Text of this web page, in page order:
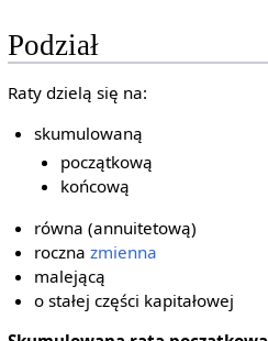
Podział
Raty dzielą się na:
skumulowaną
początkową
końcową
równa (annuitetową)
rocznazmienna
malejącą
o stałej części kapitałowej